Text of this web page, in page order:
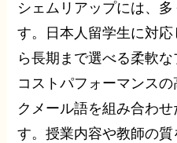
シェムリアップには、
す。日本人留学生に対
ら長期まで選べる柔軟な
コストパフォーマンス
クメール語を組み合わ
す。授業内容や教師の